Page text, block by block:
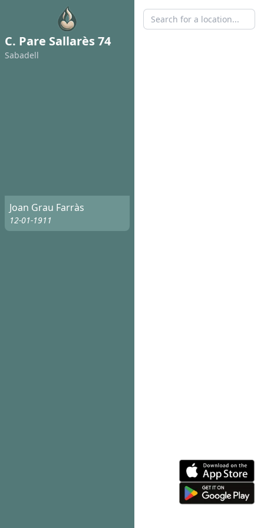
C. Pare Sallarès 74
Sabadell
Joan Grau Farràs
12-01-1911